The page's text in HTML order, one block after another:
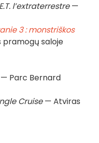
E.T. l’extraterrestre—
3 : monstriškos
saloje
Parc Bernard
Cruise— Atviras